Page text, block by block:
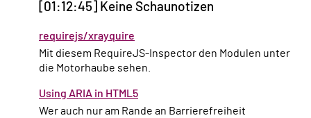
[01:12:45] Keine Schaunotizen
requirejs/xrayquire
Mit diesem RequireJS-Inspector den Modulen unter
die Motorhaube sehen.
Using ARIA in HTML5
Wer auch nur am Rande an Barrierefreiheit